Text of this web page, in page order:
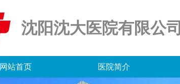
沈阳沈大医院有限公司
网站首页 医院简介